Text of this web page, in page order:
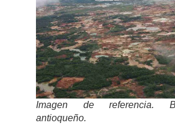
Imagen de referencia.
antioqueño.